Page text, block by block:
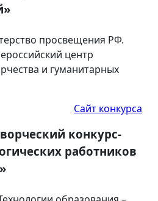
просвещения РФ.
центр
и гуманитарных
Сайт конкурса
конкурс-
работников